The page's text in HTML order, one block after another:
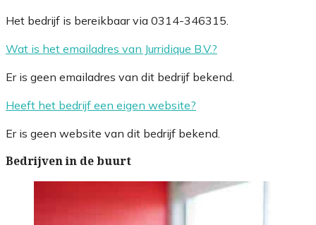
Het bedrijf is bereikbaar via 0314-346315.
Wat is het emailadres van Jurridique B.V.?
Er is geen emailadres van dit bedrijf bekend.
Heeft het bedrijf een eigen website?
Er is geen website van dit bedrijf bekend.
Bedrijven in de buurt